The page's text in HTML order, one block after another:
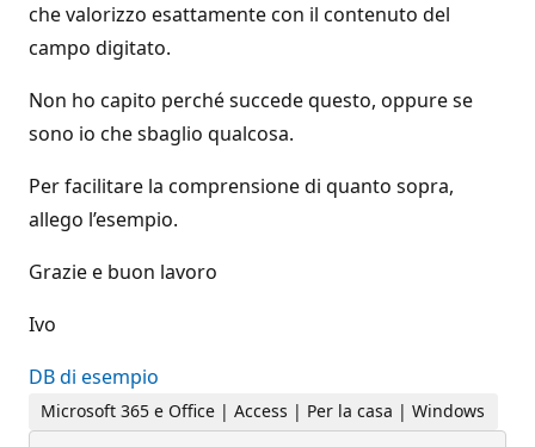
che valorizzo esattamente con il contenuto del
campo digitato.
Non ho capito perché succede questo, oppure se
sono io che sbaglio qualcosa.
Per facilitare la comprensione di quanto sopra,
allego l’esempio.
Grazie e buon lavoro
Ivo
DB di esempio
Microsoft 365 e Office | Access | Per la casa | Windows